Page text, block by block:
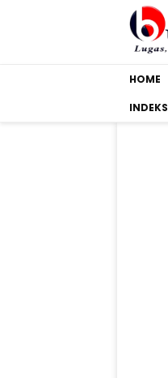
HOME
INDEKS